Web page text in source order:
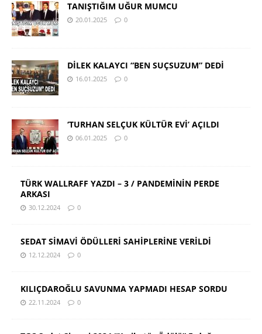
TANIŞTIĞIM UĞUR MUMCU
20.01.2025 0
DİLEK KALAYCI “BEN SUÇSUZUM” DEDİ
16.01.2025 0
‘TURHAN SELÇUK KÜLTÜR EVİ’ AÇILDI
06.01.2025 0
TÜRK WALLRAFF YAZDI – 3 / PANDEMİNİN PERDE
ARKASI
30.12.2024 0
SEDAT SİMAVİ ÖDÜLLERİ SAHİPLERİNE VERİLDİ
12.12.2024 0
KILIÇDAROĞLU SAVUNMA YAPMADI HESAP SORDU
22.11.2024 0